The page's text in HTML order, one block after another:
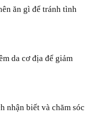
ăn gì để tránh tình
da cơ địa để giảm
nhận biết và chăm sóc